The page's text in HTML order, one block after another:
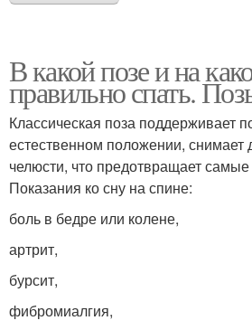
В какой позе и на
правильно спать.
Классическая поза поддерживает
естественном положении, снимает
челюсти, что предотвращает
Показания ко сну на спине:
боль в бедре или колене,
артрит,
бурсит,
фибромиалгия,